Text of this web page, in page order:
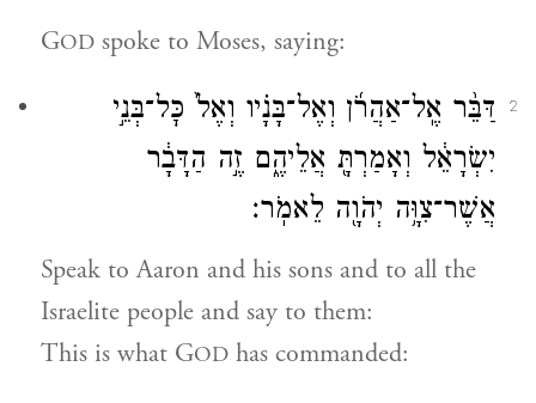
GOD spoke to Moses, saying:
2
דַּבֵּ֨ר אֶֽל־אַהֲרֹ֜ן וְאֶל־בָּנָ֗יו וְאֶל֙ כׇּל־בְּנֵ֣י
יִשְׂרָאֵ֔ל וְאָמַרְתָּ֖ אֲלֵיהֶ֑ם זֶ֣ה הַדָּבָ֔ר
אֲשֶׁר־צִוָּ֥ה יְהֹוָ֖ה לֵאמֹֽר׃
Speak to Aaron and his sons and to all the
Israelite people and say to them:
This is what GOD has commanded: